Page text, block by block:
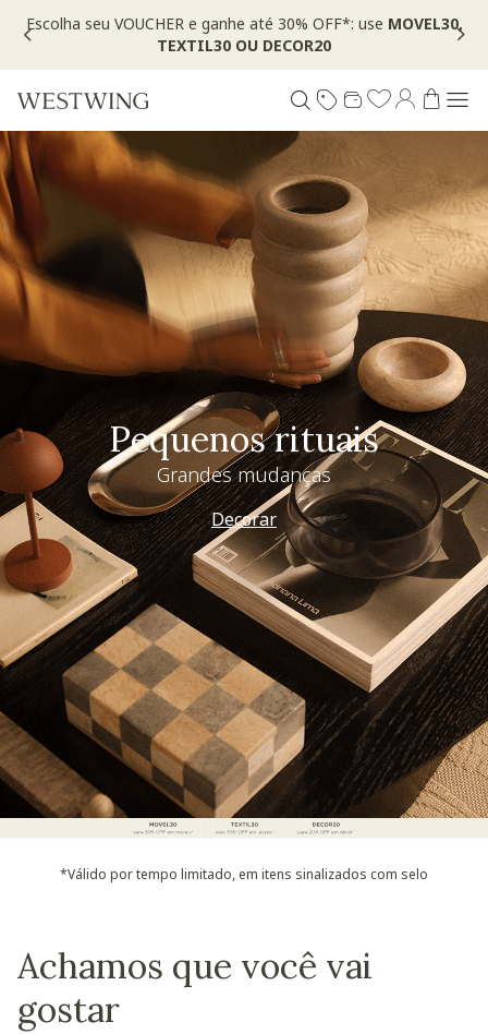
Escolha seu VOUCHER e ganhe até 30% OFF*: useMOVEL30,
TEXTIL30 OU DECOR20
Especial Dia dos Pais
Westwing + @_nathaliacandelaria
Vem ver
*Válido por tempo limitado, em itens sinalizados com selo
Achamos que você vai
gostar